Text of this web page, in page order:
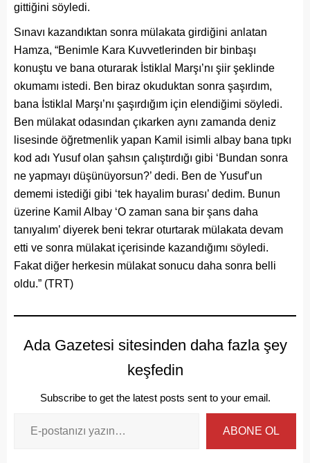
gittiğini söyledi.
Sınavı kazandıktan sonra mülakata girdiğini anlatan
Hamza, “Benimle Kara Kuvvetlerinden bir binbaşı
konuştu ve bana oturarak İstiklal Marşı’nı şiir şeklinde
okumamı istedi. Ben biraz okuduktan sonra şaşırdım,
bana İstiklal Marşı’nı şaşırdığım için elendiğimi söyledi.
Ben mülakat odasından çıkarken aynı zamanda deniz
lisesinde öğretmenlik yapan Kamil isimli albay bana tıpkı
kod adı Yusuf olan şahsın çalıştırdığı gibi ‘Bundan sonra
ne yapmayı düşünüyorsun?’ dedi. Ben de Yusuf’un
dememi istediği gibi ‘tek hayalim burası’ dedim. Bunun
üzerine Kamil Albay ‘O zaman sana bir şans daha
tanıyalım’ diyerek beni tekrar oturtarak mülakata devam
etti ve sonra mülakat içerisinde kazandığımı söyledi.
Fakat diğer herkesin mülakat sonucu daha sonra belli
oldu.” (TRT)
Ada Gazetesi sitesinden daha fazla şey
keşfedin
Subscribe to get the latest posts sent to your email.
ABONE OL